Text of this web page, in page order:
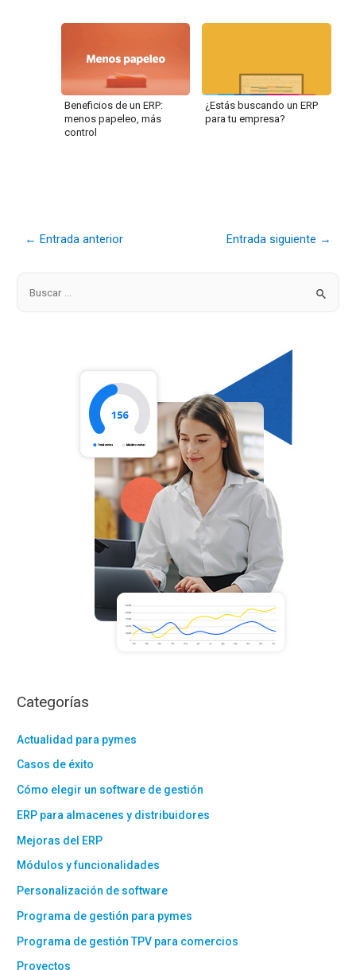
Beneficios de un ERP:
menos papeleo, más
control
¿Estás buscando un ERP
para tu empresa?
← Entrada anterior Entrada siguiente →
Categorías
Actualidad para pymes
Casos de éxito
Cómo elegir un software de gestión
ERP para almacenes y distribuidores
Mejoras del ERP
Módulos y funcionalidades
Personalización de software
Programa de gestión para pymes
Programa de gestión TPV para comercios
Proyectos